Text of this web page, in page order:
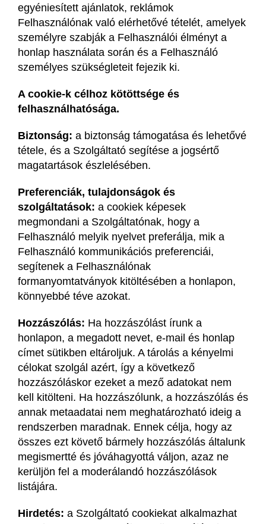
egyéniesített ajánlatok, reklámok
Felhasználónak való elérhetővé tételét, amelyek
személyre szabják a Felhasználói élményt a
honlap használata során és a Felhasználó
személyes szükségleteit fejezik ki.
A cookie-k célhoz kötöttsége és
felhasználhatósága.
Biztonság: a biztonság támogatása és lehetővé
tétele, és a Szolgáltató segítése a jogsértő
magatartások észlelésében.
Preferenciák, tulajdonságok és
szolgáltatások: a cookiek képesek
megmondani a Szolgáltatónak, hogy a
Felhasználó melyik nyelvet preferálja, mik a
Felhasználó kommunikációs preferenciái,
segítenek a Felhasználónak
formanyomtatványok kitöltésében a honlapon,
könnyebbé téve azokat.
Hozzászólás: Ha hozzászólást írunk a
honlapon, a megadott nevet, e-mail és honlap
címet sütikben eltároljuk. A tárolás a kényelmi
célokat szolgál azért, így a következő
hozzászóláskor ezeket a mező adatokat nem
kell kitölteni. Ha hozzászólunk, a hozzászólás és
annak metaadatai nem meghatározható ideig a
rendszerben maradnak. Ennek célja, hogy az
összes ezt követő bármely hozzászólás általunk
megismertté és jóváhagyottá váljon, azaz ne
kerüljön fel a moderálandó hozzászólások
listájára.
Hirdetés: a Szolgáltató cookiekat alkalmazhat